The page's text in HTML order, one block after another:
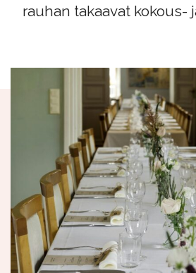
rauhan takaavat kokous-